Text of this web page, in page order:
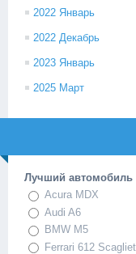
2022 Январь
2022 Декабрь
2023 Январь
2025 Март
Лучший автомобиль
Acura MDX
Audi A6
BMW M5
Ferrari 612